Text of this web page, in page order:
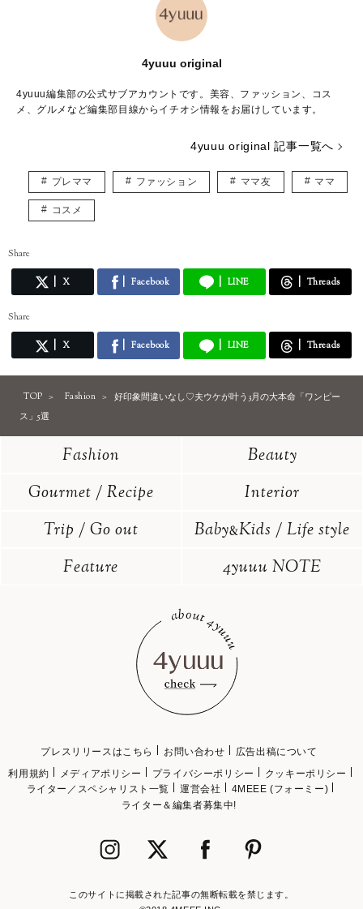
4yuuu original
4yuuu編集部の公式サブアカウントです。美容、ファッション、コス
メ、グルメなど編集部目線からイチオシ情報をお届けしています。
4yuuu original 記事一覧へ
プレママ ファッション ママ友 ママ
コスメ
Share
X Facebook LINE Threads
Share
X Facebook LINE Threads
TOP Fashion
好印象間違いなし♡夫ウケが叶う3月の大本命「ワンピー
ス」5選
Fashion
Beauty
Gourmet / Recipe
Interior
Trip / Go out
Baby&Kids / Life style
Feature
4yuuu NOTE
プレスリリースはこちら お問い合わせ
広告出稿について
利用規約
メディアポリシー プライバシーポリシー
クッキーポリシー
ライター／スペシャリスト一覧
運営会社
4MEEE (フォーミー)
ライター＆編集者募集中!
このサイトに掲載された記事の無断転載を禁じます。